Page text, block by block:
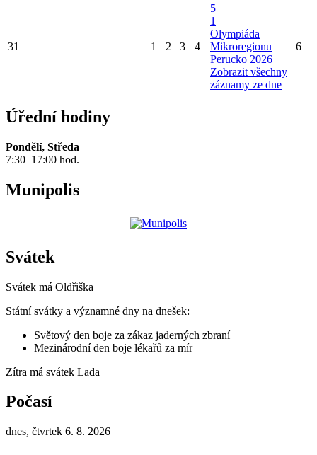
31 1 2 3 4
5
1
Olympiáda
Mikroregionu
Perucko 2026
Zobrazit všechny
záznamy ze dne
6
Úřední hodiny
Pondělí, Středa
7:30–17:00 hod.
Munipolis
Svátek
Svátek má Oldřiška
Státní svátky a významné dny na dnešek:
Světový den boje za zákaz jaderných zbraní
Mezinárodní den boje lékařů za mír
Zítra má svátek Lada
Počasí
dnes, čtvrtek 6. 8. 2026